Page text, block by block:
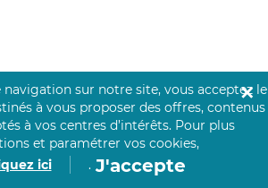
sur notre site, vous acceptez le
à vous proposer des offres, contenus
à vos centres d’intérêts. Pour plus
et paramétrer vos cookies,
ici
. J'accepte
✕